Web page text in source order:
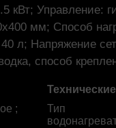
кВт; Управление:
мм; Способ
л; Напряжение
способ
;
Тип